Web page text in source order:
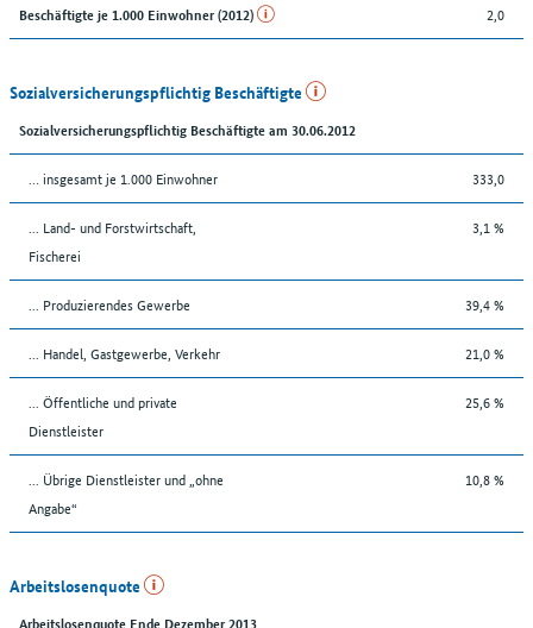
Beschäftigte je 1.000 Einwohner (2012) 2,0
Sozialversicherungspflichtig Beschäftigte
Sozialversicherungspflichtig Beschäftigte am 30.06.2012
… insgesamt je 1.000 Einwohner 333,0
... Land- und Forstwirtschaft,
Fischerei
3,1 %
... Produzierendes Gewerbe 39,4 %
... Handel, Gastgewerbe, Verkehr 21,0 %
... Öffentliche und private
Dienstleister
25,6 %
... Übrige Dienstleister und „ohne
Angabe“
10,8 %
Arbeitslosenquote
Arbeitslosenquote Ende Dezember 2013